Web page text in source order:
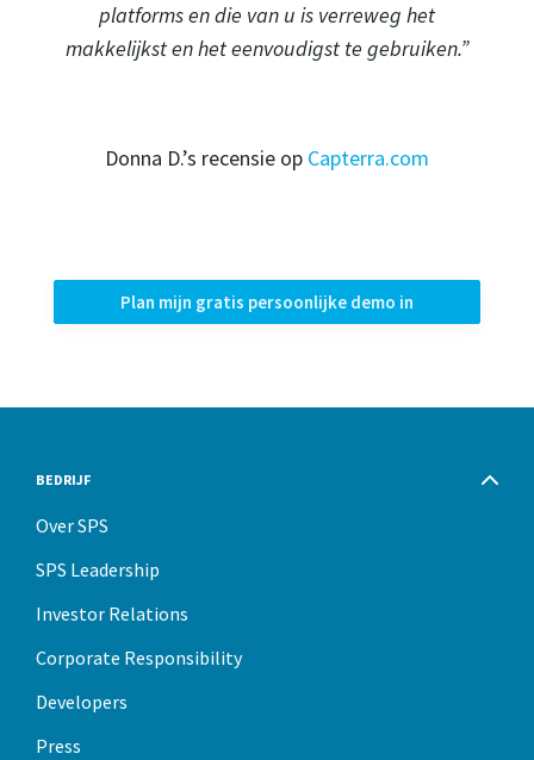
platforms en die van u is verreweg het
makkelijkst en het eenvoudigst te gebruiken.”
Donna D.’s recensie op Capterra.com
Plan mijn gratis persoonlijke demo in
BEDRIJF
Over SPS
SPS Leadership
Investor Relations
Corporate Responsibility
Developers
Press